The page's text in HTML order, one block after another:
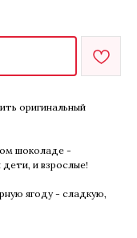
оригинальный
шоколаде -
и взрослые!
ягоду - сладкую,